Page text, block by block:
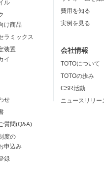
ル
け商品
ラミックス
装置
イ
せ
質問(Q&A)
度の
申込み
録
費用を知る
実例を見る
会社情報
TOTOについて
TOTOの歩み
CSR活動
ニュースリリー